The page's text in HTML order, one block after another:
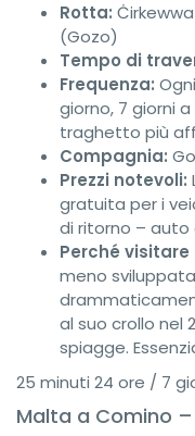
Rotta:
(Gozo)
Tempo di
Frequenza:
giorno, 7 giorni
traghetto più
Compagnia:
Prezzi notevoli:
gratuita per i
di ritorno – auto
Perché visitare
meno
al suo crollo nel
spiagge.
25 minuti 24 ore / 7
Malta a Comino –